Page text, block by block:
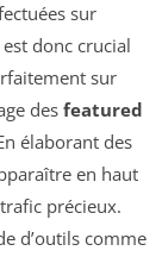
sur
donc crucial
sur
des featured
élaborant des
en haut
précieux.
d’outils comme